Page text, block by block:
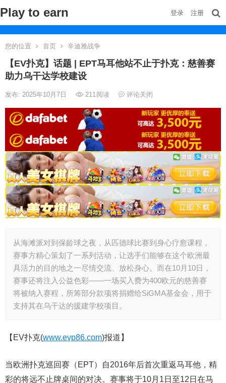
Play to earn 登录 注册
您的位置 首页 辛迪雅战争
【EV扑克】话题 | EPT马耳他站不止于扑克：慈善赛
助力乌干达学校建设
发布: 2025年10月7日 211阅读 评论关闭
从海滩派对到保龄球之夜，从匹德球比赛到身心疗愈课程，
赛事方精心策划了一系列活动，让选手们能够在这个欧洲最
具活力的目的地之一尽情交流、放松身心。而在10月10日，
赛事还将注入公益色彩——一场买入费为400欧元的慈善赛
将被纳入赛程，所筹部分款项将捐赠给SiGMA基金会，用于
支持其在乌干达的援建学校项目。
【EV扑克(www.evp86.com)报道】
当欧洲扑克巡回赛（EPT）自2016年后首次重返马耳他，精
彩的将远不止牌桌间的对决。赛事将于10月1日至12日在马